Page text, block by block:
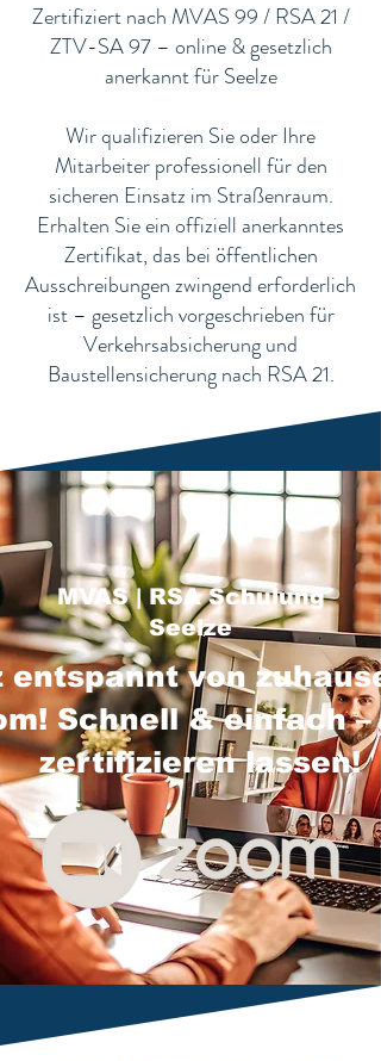
​Zertifiziert nach MVAS 99 / RSA 21 /
ZTV-SA 97 – online & gesetzlich
anerkannt für Seelze
Wir qualifizieren Sie oder Ihre
Mitarbeiter professionell für den
sicheren Einsatz im Straßenraum.
Erhalten Sie ein offiziell anerkanntes
Zertifikat, das bei öffentlichen
Ausschreibungen zwingend erforderlich
ist – gesetzlich vorgeschrieben für
Verkehrsabsicherung und
Baustellensicherung nach RSA 21.
MVAS | RSA Schulung
Seelze
entspannt von
Schnell & einfach –
zertifizieren lassen!